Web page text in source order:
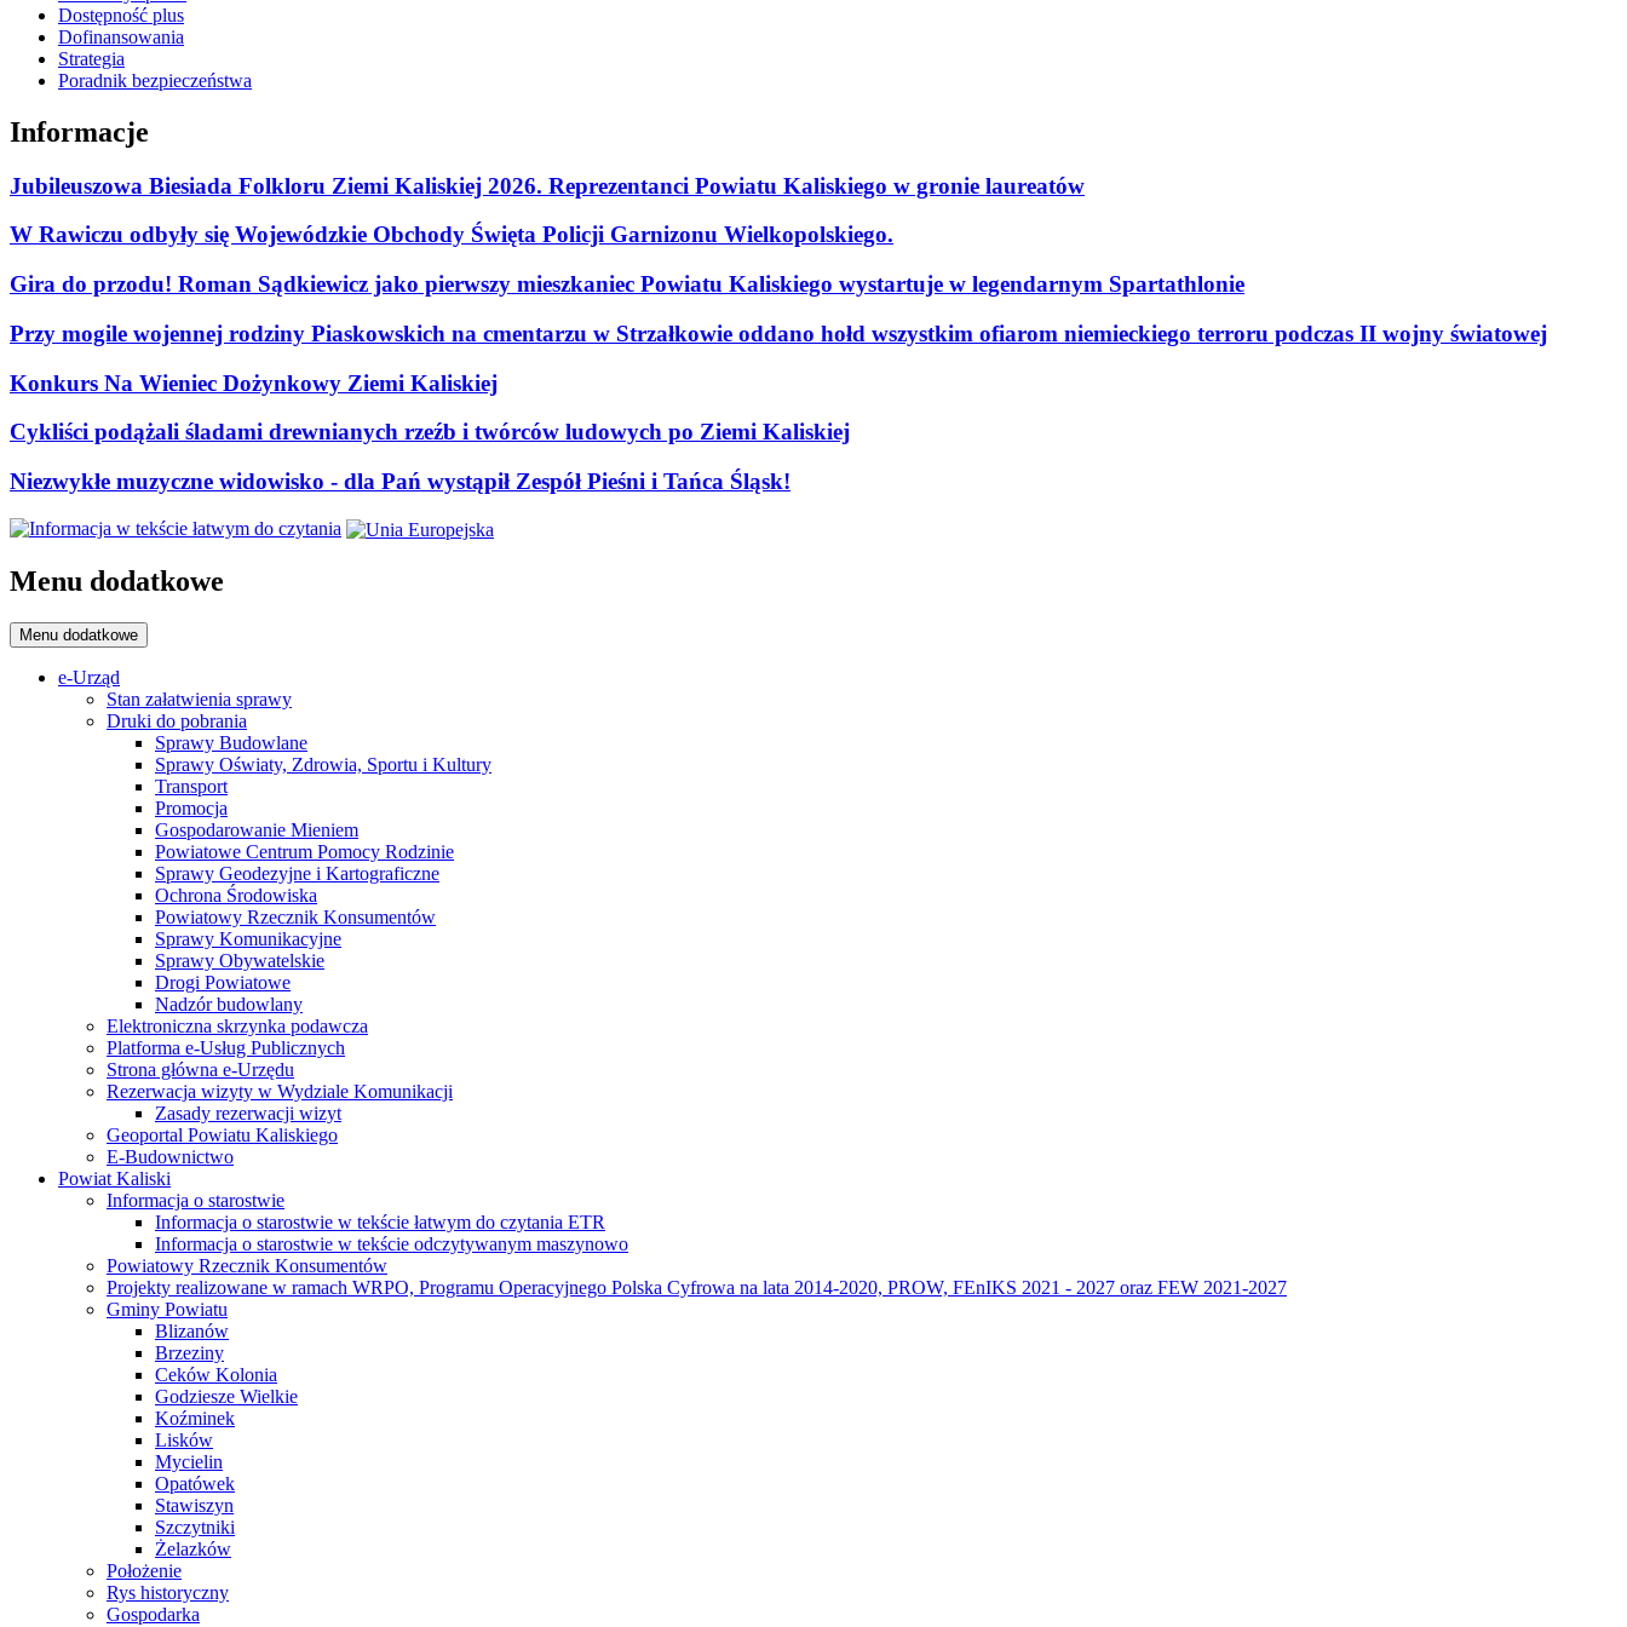
Dostępność plus
Dofinansowania
Strategia
Poradnik bezpieczeństwa
Informacje
Jubileuszowa Biesiada Folkloru Ziemi Kaliskiej 2026. Reprezentanci Powiatu Kaliskiego w gronie laureatów
W Rawiczu odbyły się Wojewódzkie Obchody Święta Policji Garnizonu Wielkopolskiego.
Gira do przodu! Roman Sądkiewicz jako pierwszy mieszkaniec Powiatu Kaliskiego wystartuje w legendarnym Spartathlonie
Przy mogile wojennej rodziny Piaskowskich na cmentarzu w Strzałkowie oddano hołd wszystkim ofiarom niemieckiego terroru podczas II wojny światowej
Konkurs Na Wieniec Dożynkowy Ziemi Kaliskiej
Cykliści podążali śladami drewnianych rzeźb i twórców ludowych po Ziemi Kaliskiej
Niezwykłe muzyczne widowisko - dla Pań wystąpił Zespół Pieśni i Tańca Śląsk!
Menu dodatkowe
Menu dodatkowe
e-Urząd
Stan załatwienia sprawy
Druki do pobrania
Sprawy Budowlane
Sprawy Oświaty, Zdrowia, Sportu i Kultury
Transport
Promocja
Gospodarowanie Mieniem
Powiatowe Centrum Pomocy Rodzinie
Sprawy Geodezyjne i Kartograficzne
Ochrona Środowiska
Powiatowy Rzecznik Konsumentów
Sprawy Komunikacyjne
Sprawy Obywatelskie
Drogi Powiatowe
Nadzór budowlany
Elektroniczna skrzynka podawcza
Platforma e-Usług Publicznych
Strona główna e-Urzędu
Rezerwacja wizyty w Wydziale Komunikacji
Zasady rezerwacji wizyt
Geoportal Powiatu Kaliskiego
E-Budownictwo
Powiat Kaliski
Informacja o starostwie
Informacja o starostwie w tekście łatwym do czytania ETR
Informacja o starostwie w tekście odczytywanym maszynowo
Powiatowy Rzecznik Konsumentów
Projekty realizowane w ramach WRPO, Programu Operacyjnego Polska Cyfrowa na lata 2014-2020, PROW, FEnIKS 2021 - 2027 oraz FEW 2021-2027
Gminy Powiatu
Blizanów
Brzeziny
Ceków Kolonia
Godziesze Wielkie
Koźminek
Lisków
Mycielin
Opatówek
Stawiszyn
Szczytniki
Żelazków
Położenie
Rys historyczny
Gospodarka